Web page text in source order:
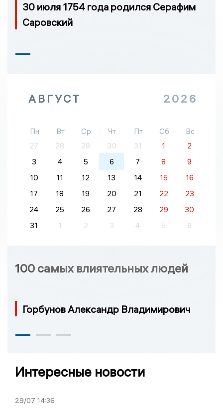
30 июля 1754 года родился Серафим
Саровский
АВГУСТ 2026
Пн Вт Ср Чт Пт Сб
Вс
27
28 29 30 31 1
2
3
4 5 6 7 8
9
10
11 12 13 14 15
16
17
18 19 20 21 22
23
24
25 26 27 28 29
30
31
1 2 3 4 5 6
100 самых влиятельных людей
Горбунов Александр Владимирович
Интересные новости
29/07 14:36